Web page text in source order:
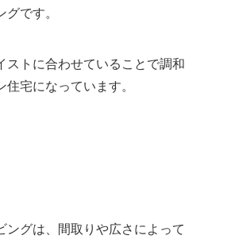
グです。
ストに合わせていることで調和
住宅になっています。
ングは、間取りや広さによって